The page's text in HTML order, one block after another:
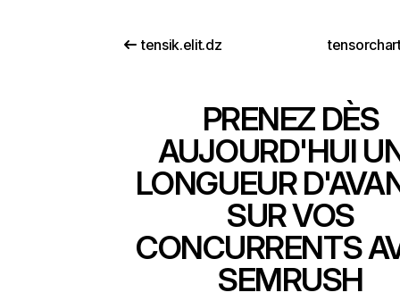
tensik.elit.dz
PRENEZ DÈS
AUJOURD'HUI
LONGUEUR
SUR VOS
CONCURRENTS
SEMRUSH